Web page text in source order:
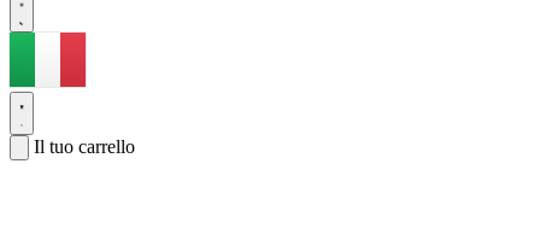
Il tuo carrello